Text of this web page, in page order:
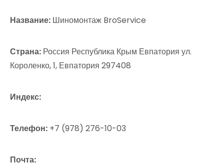
Название: Шиномонтаж BroService
Страна: Россия Республика Крым Евпатория ул.
Короленко, 1, Евпатория 297408
Индекс:
Телефон: +7 (978) 276-10-03
Почта: